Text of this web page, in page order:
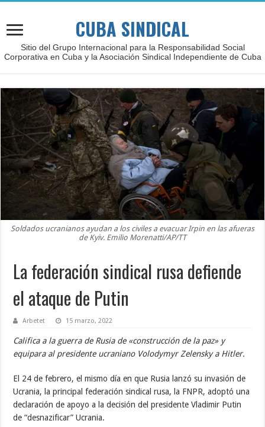
CUBA SINDICAL
Sitio del Grupo Internacional para la Responsabilidad Social
Corporativa en Cuba y la Asociación Sindical Independiente de Cuba
Soldados ucranianos ayudan a los civiles a evacuar Irpin en las afueras
de Kyiv. Emilio Morenatti/AP/TT
La federación sindical rusa defiende
el ataque de Putin
Arbetet 15 marzo, 2022
Califica a la guerra de Rusia de «construcción de la paz» y
equipara al presidente ucraniano Volodymyr Zelensky a Hitler.
El 24 de febrero, el mismo día en que Rusia lanzó su invasión de
Ucrania, la principal federación sindical rusa, la FNPR, adoptó una
declaración de apoyo a la decisión del presidente Vladimir Putin
de “desnazificar” Ucrania.